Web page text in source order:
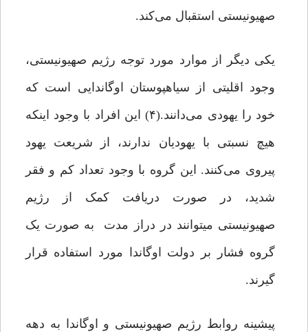
صهیونیستی استقبال می‌کند.
یکی دیگر از موارد مورد توجه رژیم صهیونیستی،
وجود اقلیتی از سیاهپوستان اوگاندایی است که
خود را یهودی می‌دانند.(۴) این افراد با وجود اینکه
هیچ‌ نسبتی با یهودیان ندارند، از شریعت یهود
پیروی می‌کنند. این گروه با وجود تعداد کم و فقر
شدید، در صورت دریافت کمک از رژیم
صهیونیستی میتوانند در دراز مدت به صورت یک
گروه فشار بر دولت اوگاندا مورد استفاده قرار
گیرند.
پیشینه روابط رژیم صهیونیستی و اوگاندا به دهه